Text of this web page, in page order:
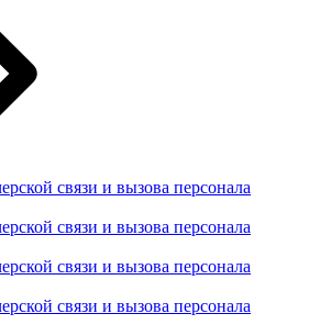
связи и вызова персонала
связи и вызова персонала
связи и вызова персонала
связи и вызова персонала